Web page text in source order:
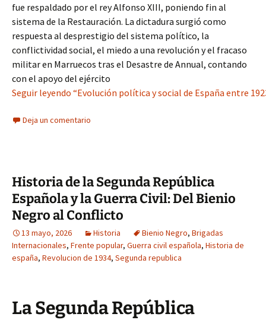
fue respaldado por el rey Alfonso XIII, poniendo fin al
sistema de la Restauración. La dictadura surgió como
respuesta al desprestigio del sistema político, la
conflictividad social, el miedo a una revolución y el fracaso
militar en Marruecos tras el Desastre de Annual, contando
con el apoyo del ejército
Seguir leyendo “Evolución política y social de España entre
Deja un comentario
Historia de la Segunda República
Española y la Guerra Civil: Del Bienio
Negro al Conflicto
13 mayo, 2026 Historia Bienio Negro, Brigadas
Internacionales, Frente popular, Guerra civil española, Historia de
españa, Revolucion de 1934, Segunda republica
La Segunda República